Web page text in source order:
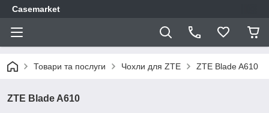
Casemarket
Товари та послуги Чохли для ZTE ZTE Blade A610
ZTE Blade A610